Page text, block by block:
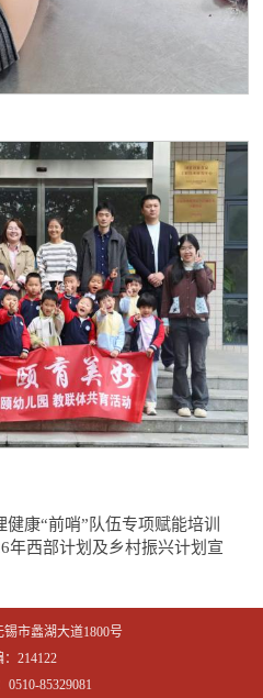
康“前哨”队伍专项赋能培训
年西部计划及乡村振兴计划宣
市蠡湖大道1800号
：214122
0510-85329081